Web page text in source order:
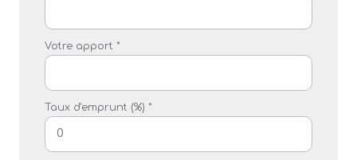
Votre apport *
Taux d'emprunt (%) *